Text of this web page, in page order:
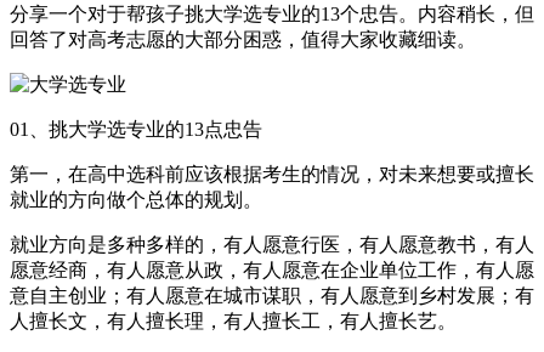
分享一个对于帮孩子挑大学选专业的13个忠告。内容稍长，但
回答了对高考志愿的大部分困惑，值得大家收藏细读。
01、挑大学选专业的13点忠告
第一，在高中选科前应该根据考生的情况，对未来想要或擅长
就业的方向做个总体的规划。
就业方向是多种多样的，有人愿意行医，有人愿意教书，有人
愿意经商，有人愿意从政，有人愿意在企业单位工作，有人愿
意自主创业；有人愿意在城市谋职，有人愿意到乡村发展；有
人擅长文，有人擅长理，有人擅长工，有人擅长艺。